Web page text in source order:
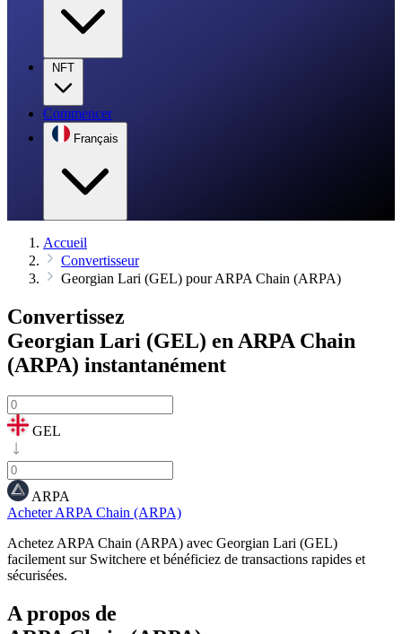
NFT
Commencer
Français
Accueil
Convertisseur
Georgian Lari (GEL) pour ARPA Chain (ARPA)
Convertissez
Georgian Lari (GEL) en ARPA Chain
(ARPA) instantanément
GEL
ARPA
Acheter ARPA Chain (ARPA)
Achetez ARPA Chain (ARPA) avec Georgian Lari (GEL)
facilement sur Switchere et bénéficiez de transactions rapides et
sécurisées.
A propos de